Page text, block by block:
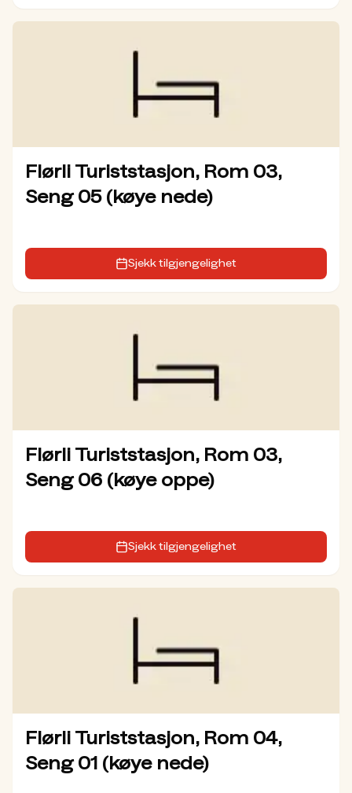
Flørli Turiststasjon, Rom 03,
Seng 05 (køye nede)
Sjekk tilgjengelighet
Flørli Turiststasjon, Rom 03,
Seng 06 (køye oppe)
Sjekk tilgjengelighet
Flørli Turiststasjon, Rom 04,
Seng 01 (køye nede)